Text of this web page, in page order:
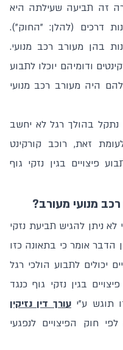
זה תביעה שעילתה היא
דרכים (להלן: "החוק").
בהן מעורב רכב מנועי.
ודומיהם יוכלו לתבוע
היה מעורב רכב מנועי
נתקל בהולך רגל לא יחשב
זאת, רוכב קורקינט
פיצויים בגין נזקי גוף
מנועי מעורב?
ניתן להגיש תביעת נזקי
הדבר אומר כי בתאונה כזו
יכולים לתבוע הולכי רגל
בגין נזקי גוף כנגד
תוגש ע"יעורך דין נזיקין
חוק הפיצויים לנפגעי